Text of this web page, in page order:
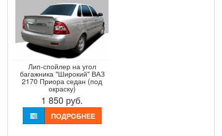
Лип-спойлер на угол
багажника "Широкий" ВАЗ
2170 Приора седан (под
окраску)
1 850 руб.
ПОДРОБНЕЕ